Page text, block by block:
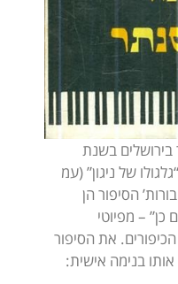
בירושלים בשנת
של ניגון” (עמ
הסיפור הן
– מפיוטי
את הסיפור
בנימה אישית: